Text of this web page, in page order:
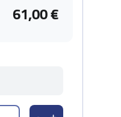
61,00 €